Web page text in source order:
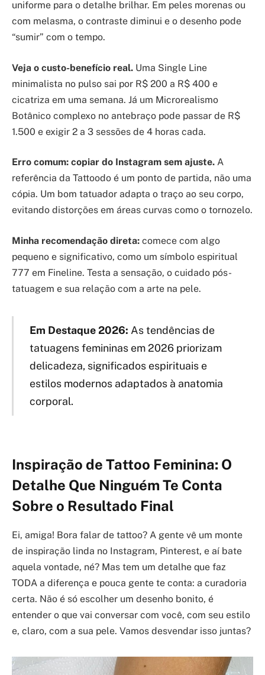
uniforme para o detalhe brilhar. Em peles morenas ou
com melasma, o contraste diminui e o desenho pode
“sumir” com o tempo.
Veja o custo-benefício real. Uma Single Line
minimalista no pulso sai por R$ 200 a R$ 400 e
cicatriza em uma semana. Já um Microrealismo
Botânico complexo no antebraço pode passar de R$
1.500 e exigir 2 a 3 sessões de 4 horas cada.
Erro comum: copiar do Instagram sem ajuste. A
referência da Tattoodo é um ponto de partida, não uma
cópia. Um bom tatuador adapta o traço ao seu corpo,
evitando distorções em áreas curvas como o tornozelo.
Minha recomendação direta: comece com algo
pequeno e significativo, como um símbolo espiritual
777 em Fineline. Testa a sensação, o cuidado pós-
tatuagem e sua relação com a arte na pele.
Em Destaque 2026: As tendências de
tatuagens femininas em 2026 priorizam
delicadeza, significados espirituais e
estilos modernos adaptados à anatomia
corporal.
Inspiração de Tattoo Feminina: O
Detalhe Que Ninguém Te Conta
Sobre o Resultado Final
Ei, amiga! Bora falar de tattoo? A gente vê um monte
de inspiração linda no Instagram, Pinterest, e aí bate
aquela vontade, né? Mas tem um detalhe que faz
TODA a diferença e pouca gente te conta: a curadoria
certa. Não é só escolher um desenho bonito, é
entender o que vai conversar com você, com seu estilo
e, claro, com a sua pele. Vamos desvendar isso juntas?